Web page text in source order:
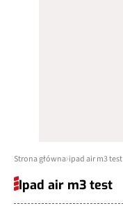
Strona główna ipad air m3 test
Ipad air m3 test